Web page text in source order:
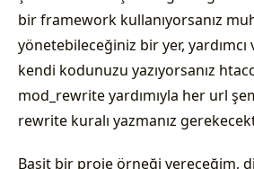
bir framework kullanıyorsanız
yönetebileceğiniz bir yer, yardımcı
kendi kodunuzu yazıyorsanız
mod_rewrite yardımıyla her url
rewrite kuralı yazmanız
Basit bir proje örneği vereceğim,